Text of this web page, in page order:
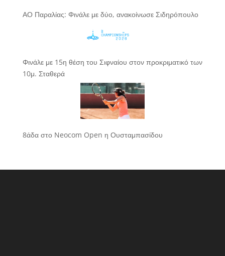
ΑΟ Παραλίας: Φινάλε με δύο, ανακοίνωσε Σιδηρόπουλο
Φινάλε με 15η θέση του Σιφναίου στον προκριματικό των
10μ. Σταθερά
8άδα στο Neocom Open η Ουσταμπασίδου